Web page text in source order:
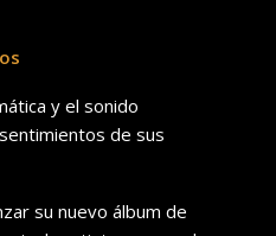
y el sonido
de sus
su nuevo álbum de